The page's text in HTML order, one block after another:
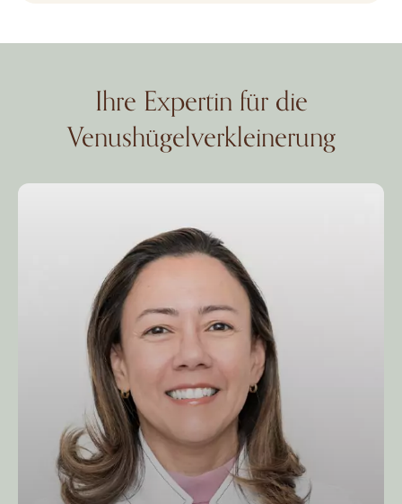
Ihre Expertin für die
Venushügelverkleinerung